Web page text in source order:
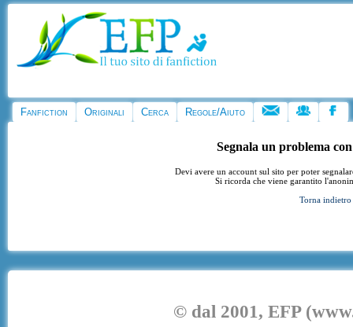
Fanfiction Originali Cerca Regole/Aiuto
Segnala un problema
Devi avere un account sul sito per poter
Si ricorda che viene garantito
Torna indietro
© dal 2001, EFP